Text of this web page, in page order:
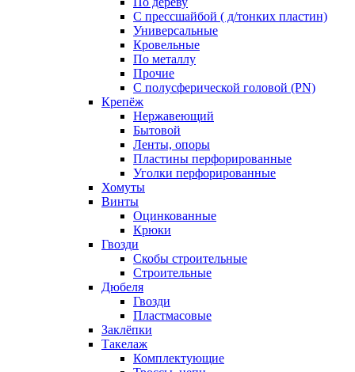
С прессшайбой ( д/тонких пластин)
Универсальные
Кровельные
По металлу
Прочие
С полусферической головой (PN)
Крепёж
Нержавеющий
Бытовой
Ленты, опоры
Пластины перфорированные
Уголки перфорированные
Хомуты
Винты
Оцинкованные
Крюки
Гвозди
Скобы строительные
Строительные
Дюбеля
Гвозди
Пластмасовые
Заклёпки
Такелаж
Комплектующие